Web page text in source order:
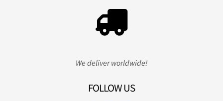
We deliver worldwide!
FOLLOW US